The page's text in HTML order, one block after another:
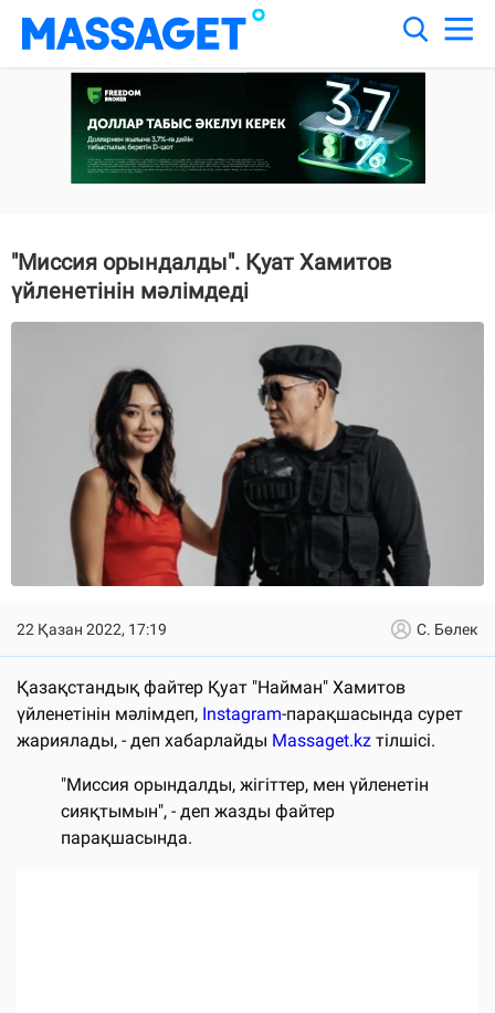
"Миссия орындалды". Қуат Хамитов
үйленетінін мәлімдеді
22 Қазан 2022, 17:19 С. Бөлек
Қазақстандық файтер Қуат "Найман" Хамитов
үйленетінін мәлімдеп, Instagram-парақшасында сурет
жариялады, - деп хабарлайды Massaget.kz тілшісі.
"Миссия орындалды, жігіттер, мен үйленетін
сияқтымын", - деп жазды файтер
парақшасында.